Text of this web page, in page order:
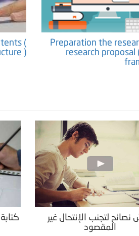
Preparation the
research proposal
(
)
المقصود